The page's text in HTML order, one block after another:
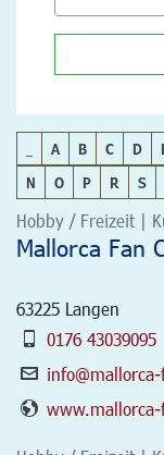
A B C D
N
O P R S
Hobby / Freizeit |
Mallorca Fan
63225 Langen
0176 43039095